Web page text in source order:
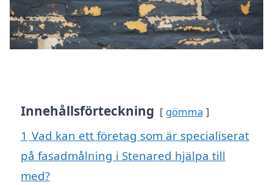
Innehållsförteckning gömma
1 Vad kan ett företag som är specialiserat
på fasadmålning i Stenared hjälpa till
med?